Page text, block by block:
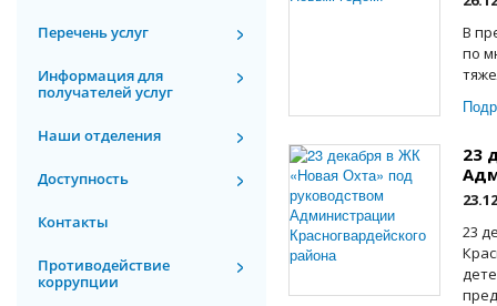
Перечень услуг
Информация для
получателей услуг
Наши отделения
Доступность
Контакты
Противодействие
коррупции
В
по
23
23